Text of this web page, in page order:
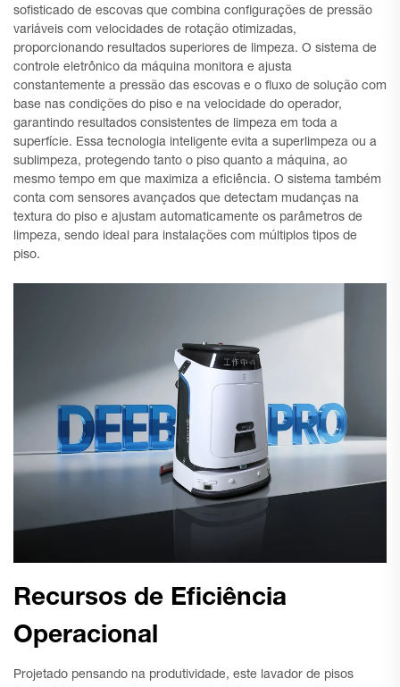
sofisticado de escovas que combina configurações de pressão
variáveis com velocidades de rotação otimizadas,
proporcionando resultados superiores de limpeza. O sistema de
controle eletrônico da máquina monitora e ajusta
constantemente a pressão das escovas e o fluxo de solução com
base nas condições do piso e na velocidade do operador,
garantindo resultados consistentes de limpeza em toda a
superfície. Essa tecnologia inteligente evita a superlimpeza ou a
sublimpeza, protegendo tanto o piso quanto a máquina, ao
mesmo tempo em que maximiza a eficiência. O sistema também
conta com sensores avançados que detectam mudanças na
textura do piso e ajustam automaticamente os parâmetros de
limpeza, sendo ideal para instalações com múltiplos tipos de
piso.
Recursos de Eficiência
Operacional
Projetado pensando na produtividade, este lavador de pisos